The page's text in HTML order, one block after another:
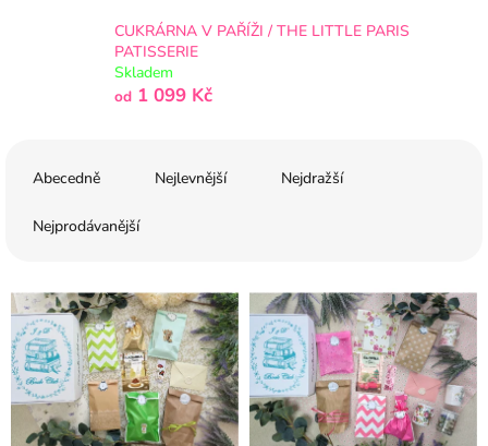
CUKRÁRNA V PAŘÍŽI / THE LITTLE PARIS
PATISSERIE
Skladem
od 1 099 Kč
p
r
o
d
u
k
Abecedně Nejlevnější Nejdražší
Nejprodávanější
V
ý
p
p